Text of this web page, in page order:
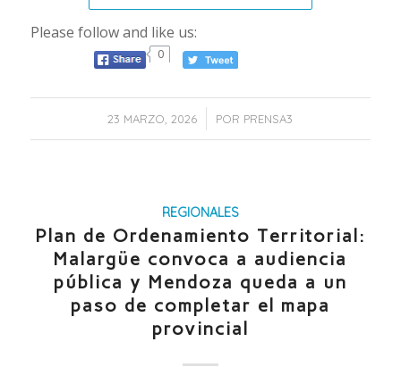
Please follow and like us:
0
23 MARZO, 2026
/ POR PRENSA3
REGIONALES
Plan de Ordenamiento Territorial:
Malargüe convoca a audiencia
pública y Mendoza queda a un
paso de completar el mapa
provincial